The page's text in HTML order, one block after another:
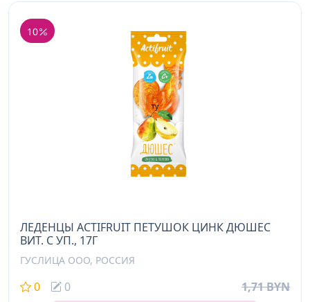
10
ЛЕДЕНЦЫ ACTIFRUIT ПЕТУШОК ЦИНК ДЮШЕС
ВИТ. C УП., 17Г
ГУСЛИЦА ООО, РОССИЯ
0 0
1,71 BYN